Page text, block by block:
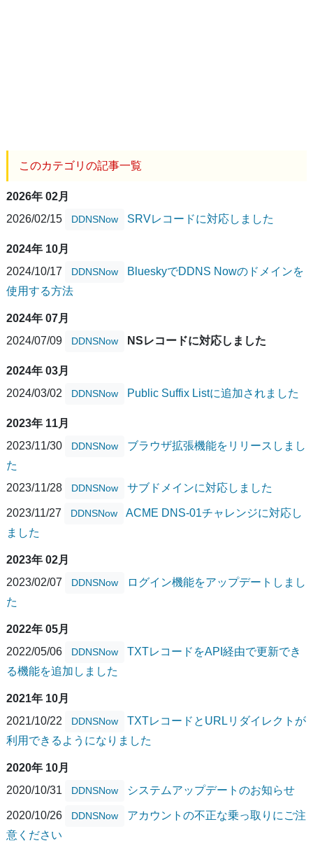
このカテゴリの記事一覧
2026年 02月
2026/02/15
DDNSNow SRVレコードに対応しました
2024年 10月
2024/10/17
DDNSNow
BlueskyでDDNS Nowのドメインを
使用する方法
2024年 07月
2024/07/09
DDNSNow NSレコードに対応しました
2024年 03月
2024/03/02
DDNSNow Public Suffix Listに追加されました
2023年 11月
2023/11/30
DDNSNow
ブラウザ拡張機能をリリースしまし
た
2023/11/28
DDNSNow サブドメインに対応しました
2023/11/27 DDNSNow
ACME DNS-01チャレンジに対応し
ました
2023年 02月
2023/02/07
DDNSNow
ログイン機能をアップデートしまし
た
2022年 05月
2022/05/06
DDNSNow
TXTレコードをAPI経由で更新でき
る機能を追加しました
2021年 10月
2021/10/22
DDNSNow
TXTレコードとURLリダイレクトが
利用できるようになりました
2020年 10月
2020/10/31
DDNSNow システムアップデートのお知らせ
2020/10/26 DDNSNow
アカウントの不正な乗っ取りにご注
意ください